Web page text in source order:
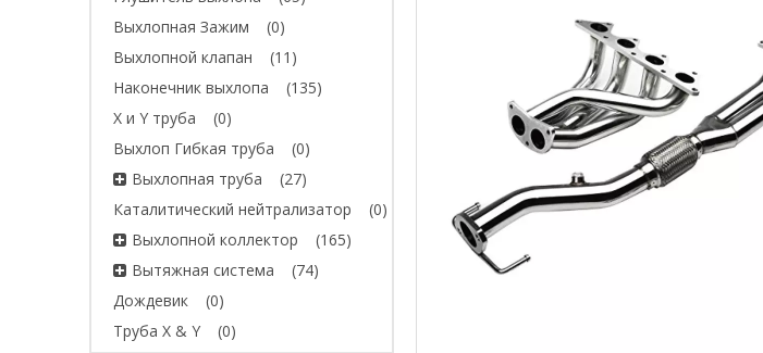
Выхлопная Зажим
(0)
Выхлопной клапан
(11)
Наконечник выхлопа
(135)
X и Y труба
(0)
Выхлоп Гибкая труба
(0)
Выхлопная труба
(27)
Каталитический нейтрализатор
(0)
Выхлопной коллектор
(165)
Вытяжная система
(74)
Дождевик
(0)
Труба X & Y
(0)